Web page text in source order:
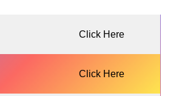
Click Here
Click Here